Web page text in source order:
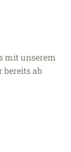
mit unserem
bereits ab